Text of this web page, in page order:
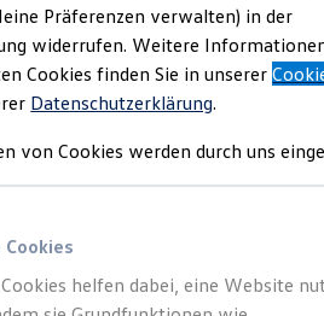
und Gebrauchtwagen
Präferenzen verwalten) in der
widerrufen. Weitere
Cookies finden Sie in unserer
Datenschutzerklärung.
von Cookies werden durch uns
helfen dabei, eine Website